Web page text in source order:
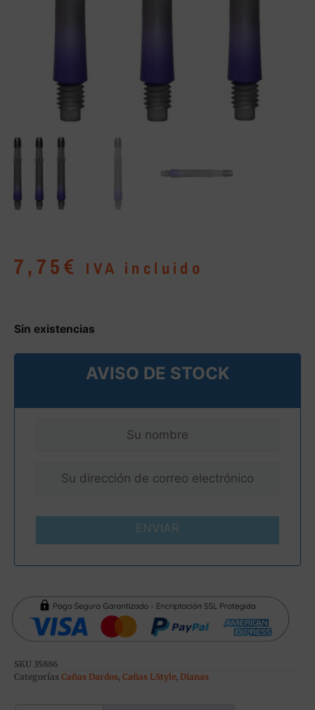
7,75€ IVA incluido
Sin existencias
AVISO DE STOCK
ENVIAR
SKU 35886
Categorías Cañas Dardos, Cañas LStyle, Dianas